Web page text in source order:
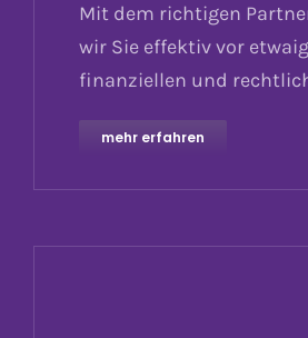
Mit dem richtigen
wir Sie effektiv vor
finanziellen und
mehr erfahren